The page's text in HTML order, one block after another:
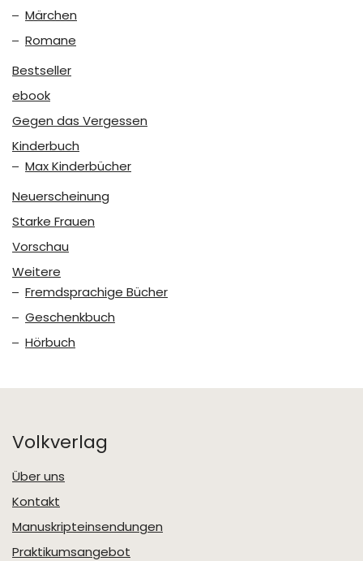
Märchen
Romane
Bestseller
ebook
Gegen das Vergessen
Kinderbuch
Max Kinderbücher
Neuerscheinung
Starke Frauen
Vorschau
Weitere
Fremdsprachige Bücher
Geschenkbuch
Hörbuch
Volkverlag
Über uns
Kontakt
Manuskripteinsendungen
Praktikumsangebot